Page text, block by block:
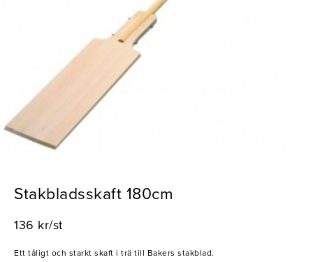
Stakbladsskaft 180cm
136 kr/st
Ett tåligt och starkt skaft i trä till Bakers stakblad.